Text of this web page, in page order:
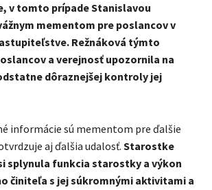
v tomto prípade Stanislavou
mementom pre poslancov v
Režnáková týmto
a verejnosť upozornila na
dôraznejšej kontroly jej
informácie sú mementom pre ďalšie
aj ďalšia udalosť. Starostke
splynula funkcia starostky a výkon
činiteľa s jej súkromnými aktivitami a